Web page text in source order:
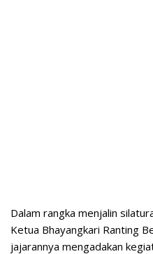
Dalam rangka menjalin
Ketua Bhayangkari Ranting
jajarannya mengadakan